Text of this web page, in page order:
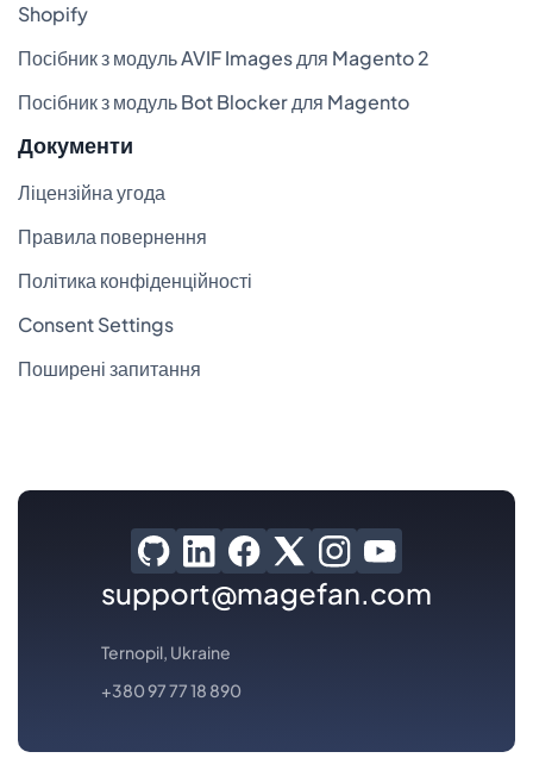
Shopify
Посібник з модуль AVIF Images для Magento 2
Посібник з модуль Bot Blocker для Magento
Документи
Ліцензійна угода
Правила повернення
Політика конфіденційності
Consent Settings
Поширені запитання
support@magefan.com
Ternopil, Ukraine
+380 97 77 18 890